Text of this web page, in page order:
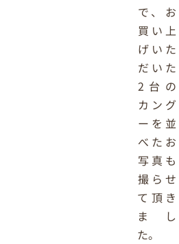
で、お
買い上
げいた
だいた
2台の
カング
ーを並
べたお
写真も
撮らせ
て頂き
まし
た。